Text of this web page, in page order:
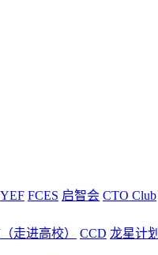
YEF FCES 启智会 CTO Club
走进高校） CCD 龙星计划